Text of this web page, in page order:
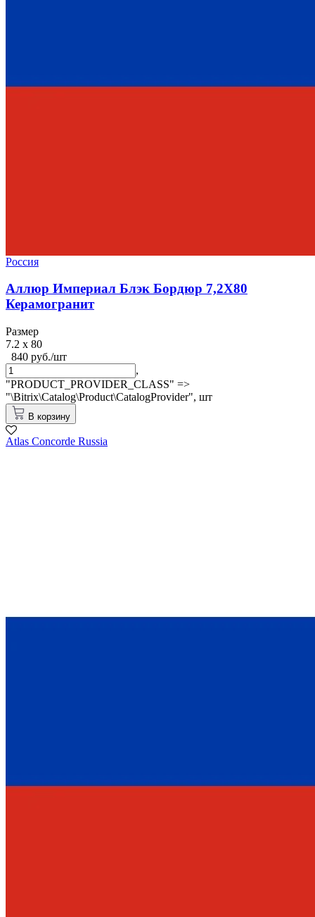
Россия
Аллюр Империал Блэк Бордюр 7,2X80
Керамогранит
Размер
7.2 x 80
840 руб./шт
,
"PRODUCT_PROVIDER_CLASS" =>
"\Bitrix\Catalog\Product\CatalogProvider", шт
В корзину
Atlas Concorde Russia